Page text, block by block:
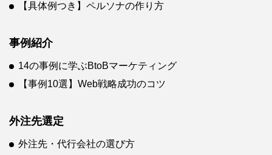
【具体例つき】ペルソナの作り方
事例紹介
14の事例に学ぶBtoBマーケティング
【事例10選】Web戦略成功のコツ
外注先選定
外注先・代行会社の選び方